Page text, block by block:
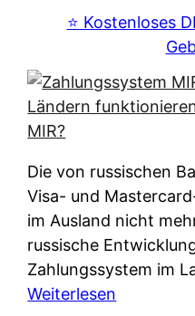
-
l
t
n
a
t
i
v
e
⭐️ Kostenloses
Die von russischen
Visa- und
im Ausland nicht
russische
Zahlungssystem im
Weiterlesen